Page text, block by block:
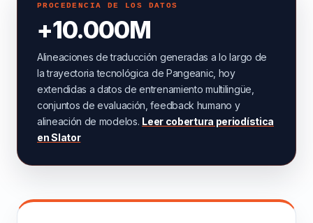
PROCEDENCIA DE LOS DATOS
+10.000M
Alineaciones de traducción generadas a lo largo de
la trayectoria tecnológica de Pangeanic, hoy
extendidas a datos de entrenamiento multilingüe,
conjuntos de evaluación, feedback humano y
alineación de modelos. Leer cobertura periodística
en Slator